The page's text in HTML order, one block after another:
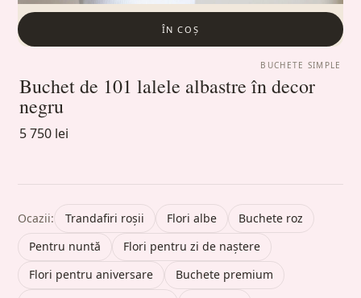
ÎN COȘ
BUCHETE SIMPLE
Buchet de 101 lalele albastre în decor
negru
5 750 lei
Ocazii: Trandafiri roșii Flori albe
Buchete roz
Pentru nuntă
Flori pentru zi de naștere
Flori pentru aniversare
Buchete premium